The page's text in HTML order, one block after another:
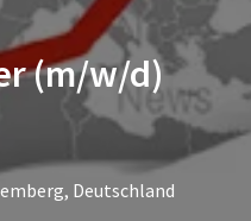
(m/w/d)
, Deutschland